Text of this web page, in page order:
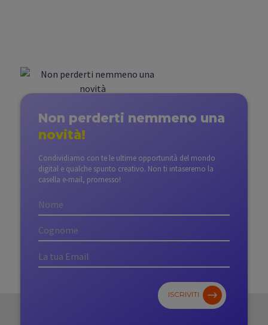
Non perderti nemmeno una
novità!
Condividiamo con te le ultime opportunità del mondo
digital e qualche spunto creativo. Non ti intaseremo la
casella e-mail, promesso!
ISCRIVITI